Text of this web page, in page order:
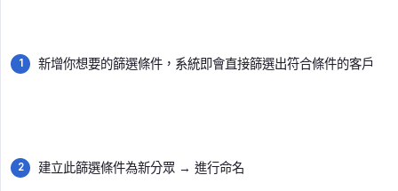
新增你想要的篩選條件，系統即會直接篩選出符合條件的客戶
建立此篩選條件為新分眾 → 進行命名